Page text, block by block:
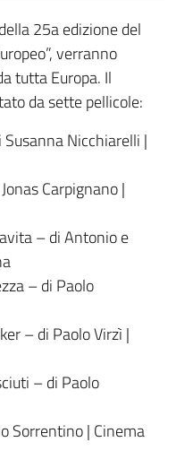
25a edizione del
verranno
tutta Europa. Il
da sette pellicole:
Nicchiarelli |
Carpignano |
– di Antonio e
– di Paolo
– di Paolo Virzì |
– di Paolo
Sorrentino | Cinema